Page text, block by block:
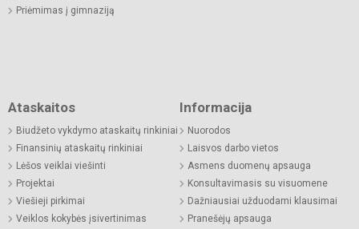
Priėmimas į gimnaziją
Ataskaitos
Biudžeto vykdymo ataskaitų rinkiniai
Finansinių ataskaitų rinkiniai
Lėšos veiklai viešinti
Projektai
Viešieji pirkimai
Veiklos kokybės įsivertinimas
Informacija
Nuorodos
Laisvos darbo vietos
Asmens duomenų apsauga
Konsultavimasis su visuomene
Dažniausiai užduodami klausimai
Pranešėjų apsauga